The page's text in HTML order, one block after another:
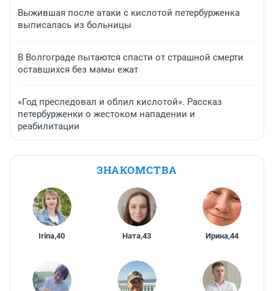
Выжившая после атаки с кислотой петербурженка
выписалась из больницы
В Волгограде пытаются спасти от страшной смерти
оставшихся без мамы ежат
«Год преследовал и облил кислотой». Рассказ
петербурженки о жестоком нападении и
реабилитации
ЗНАКОМСТВА
Irina,40 Ната,43 Ирина,44